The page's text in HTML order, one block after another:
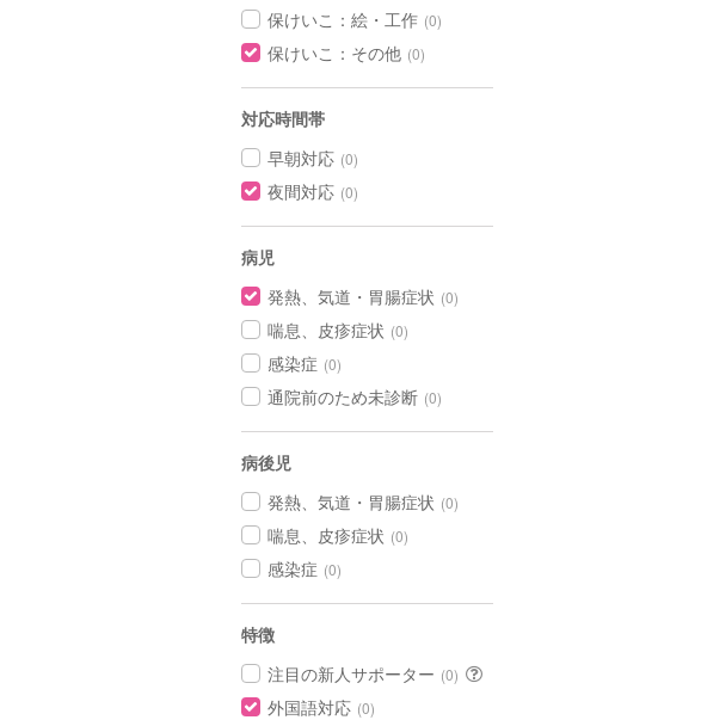
保けいこ：絵・工作 (0)
保けいこ：その他 (0)
対応時間帯
早朝対応 (0)
夜間対応 (0)
病児
発熱、気道・胃腸症状 (0)
喘息、皮疹症状 (0)
感染症 (0)
通院前のため未診断 (0)
病後児
発熱、気道・胃腸症状 (0)
喘息、皮疹症状 (0)
感染症 (0)
特徴
注目の新人サポーター (0)
外国語対応 (0)